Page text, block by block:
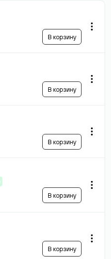
В корзину
В корзину
В корзину
В корзину
В корзину